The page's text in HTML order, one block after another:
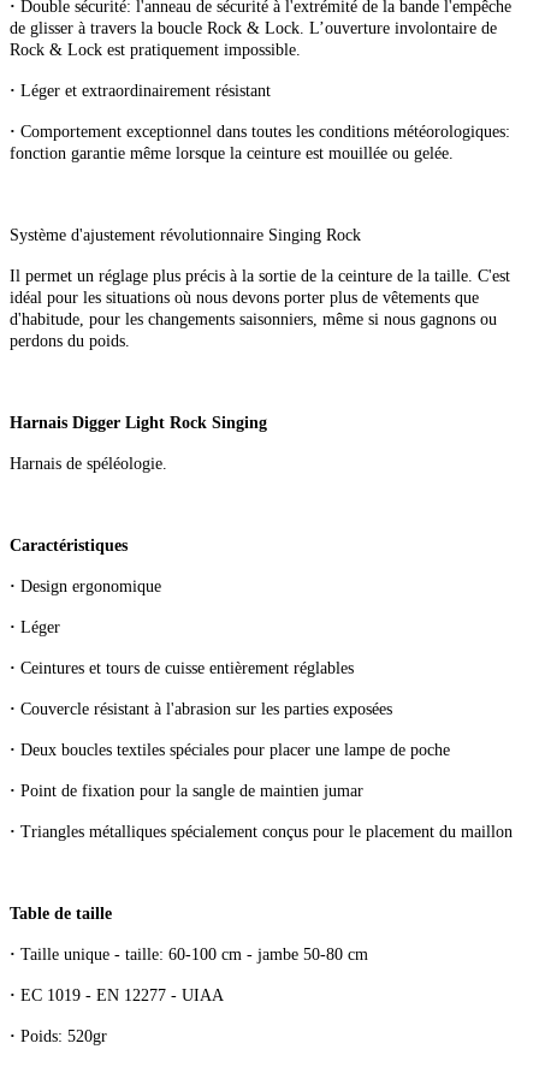
· Double sécurité: l'anneau de sécurité à l'extrémité de la bande l'empêche
de glisser à travers la boucle Rock & Lock. L’ouverture involontaire de
Rock & Lock est pratiquement impossible.
· Léger et extraordinairement résistant
· Comportement exceptionnel dans toutes les conditions météorologiques:
fonction garantie même lorsque la ceinture est mouillée ou gelée.
Système d'ajustement révolutionnaire Singing Rock
Il permet un réglage plus précis à la sortie de la ceinture de la taille. C'est
idéal pour les situations où nous devons porter plus de vêtements que
d'habitude, pour les changements saisonniers, même si nous gagnons ou
perdons du poids.
Harnais Digger Light Rock Singing
Harnais de spéléologie.
Caractéristiques
· Design ergonomique
· Léger
· Ceintures et tours de cuisse entièrement réglables
· Couvercle résistant à l'abrasion sur les parties exposées
· Deux boucles textiles spéciales pour placer une lampe de poche
· Point de fixation pour la sangle de maintien jumar
· Triangles métalliques spécialement conçus pour le placement du maillon
Table de taille
· Taille unique - taille: 60-100 cm - jambe 50-80 cm
· EC 1019 - EN 12277 - UIAA
· Poids: 520gr